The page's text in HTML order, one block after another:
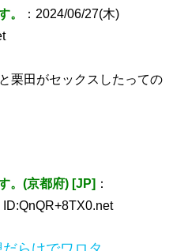
。
：2024/06/27(木)
栗田がセックスしたっての
。(京都府) [JP] ：